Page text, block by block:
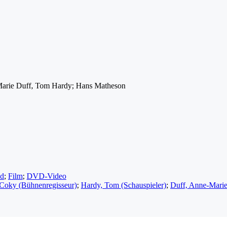
Duff, Tom Hardy; Hans Matheson
; Film; DVD-Video
(Bühnenregisseur); Hardy, Tom (Schauspieler); Duff, Anne-